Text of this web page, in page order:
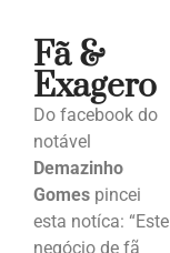
Fã &
Exagero
Do facebook do
notável
Demazinho
Gomes pincei
esta notíca: “Este
negócio de fã